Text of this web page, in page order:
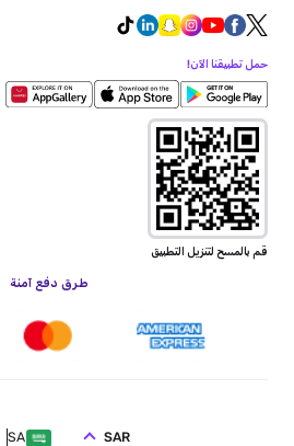
حمل تطبيقنا الآن!
قم بالمسح لتنزيل التطبيق
طرق دفع آمنة
SA SAR